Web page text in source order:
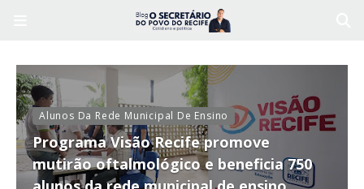
Alunos Da Rede Municipal De Ensino
Programa Visão Recife promove
mutirão oftalmológico e beneficia 750